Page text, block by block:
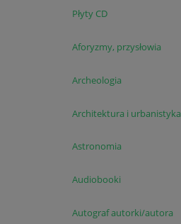
Płyty CD
Aforyzmy, przysłowia
Archeologia
Architektura i urbanistyka
Astronomia
Audiobooki
Autograf autorki/autora